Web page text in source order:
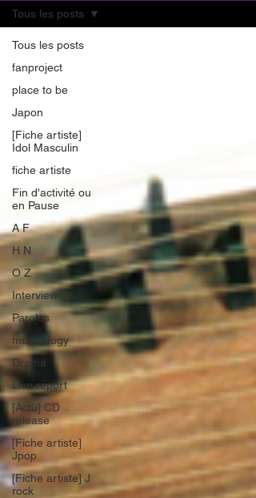
Love≠Comedy qui m'ont donné
envie de vous partager mon avis.
Tous les posts
fanproject
place to be
Japon
[Fiche artiste]
Idol Masculin
fiche artiste
Fin d'activité ou
en Pause
A F
H N
O Z
Interview
Paroles
musicology
Drama
Live report
[Actu] CD
release
[Fiche artiste]
Jpop
[Fiche artiste] J
rock
Tous les posts